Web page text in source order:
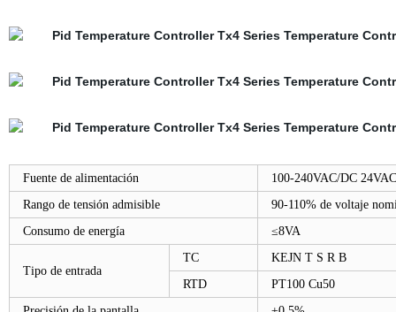
Fuente de alimentación
100-240VAC/DC
Rango de tensión admisible
90-110% de voltaje
Consumo de energía
≤8VA
Tipo de entrada
TC
KEJN T S R B
RTD
PT100 Cu50